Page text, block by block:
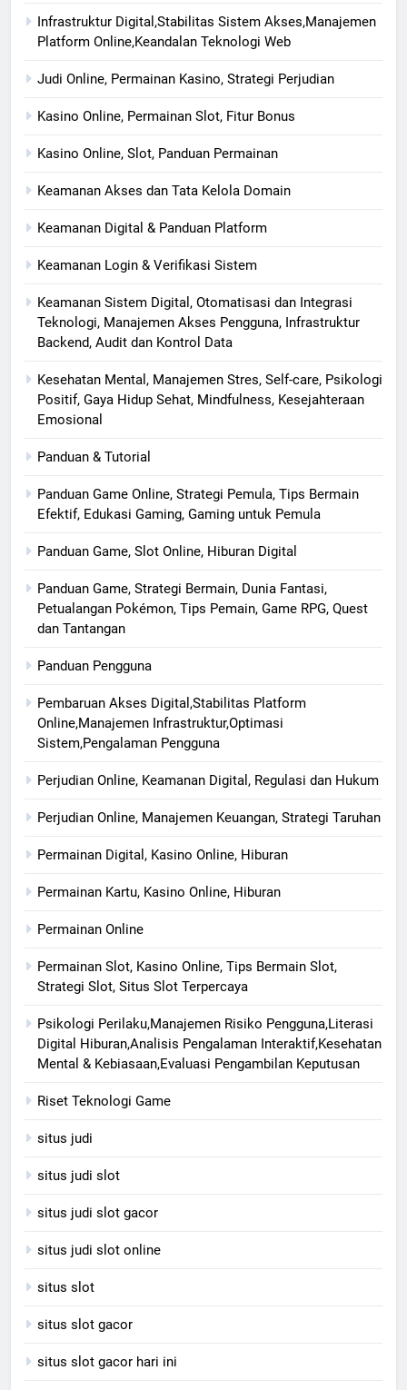
Infrastruktur Digital,Stabilitas Sistem Akses,Manajemen
Platform Online,Keandalan Teknologi Web
Judi Online, Permainan Kasino, Strategi Perjudian
Kasino Online, Permainan Slot, Fitur Bonus
Kasino Online, Slot, Panduan Permainan
Keamanan Akses dan Tata Kelola Domain
Keamanan Digital & Panduan Platform
Keamanan Login & Verifikasi Sistem
Keamanan Sistem Digital, Otomatisasi dan Integrasi
Teknologi, Manajemen Akses Pengguna, Infrastruktur
Backend, Audit dan Kontrol Data
Kesehatan Mental, Manajemen Stres, Self-care, Psikologi
Positif, Gaya Hidup Sehat, Mindfulness, Kesejahteraan
Emosional
Panduan & Tutorial
Panduan Game Online, Strategi Pemula, Tips Bermain
Efektif, Edukasi Gaming, Gaming untuk Pemula
Panduan Game, Slot Online, Hiburan Digital
Panduan Game, Strategi Bermain, Dunia Fantasi,
Petualangan Pokémon, Tips Pemain, Game RPG, Quest
dan Tantangan
Panduan Pengguna
Pembaruan Akses Digital,Stabilitas Platform
Online,Manajemen Infrastruktur,Optimasi
Sistem,Pengalaman Pengguna
Perjudian Online, Keamanan Digital, Regulasi dan Hukum
Perjudian Online, Manajemen Keuangan, Strategi Taruhan
Permainan Digital, Kasino Online, Hiburan
Permainan Kartu, Kasino Online, Hiburan
Permainan Online
Permainan Slot, Kasino Online, Tips Bermain Slot,
Strategi Slot, Situs Slot Terpercaya
Psikologi Perilaku,Manajemen Risiko Pengguna,Literasi
Digital Hiburan,Analisis Pengalaman Interaktif,Kesehatan
Mental & Kebiasaan,Evaluasi Pengambilan Keputusan
Riset Teknologi Game
situs judi
situs judi slot
situs judi slot gacor
situs judi slot online
situs slot
situs slot gacor
situs slot gacor hari ini